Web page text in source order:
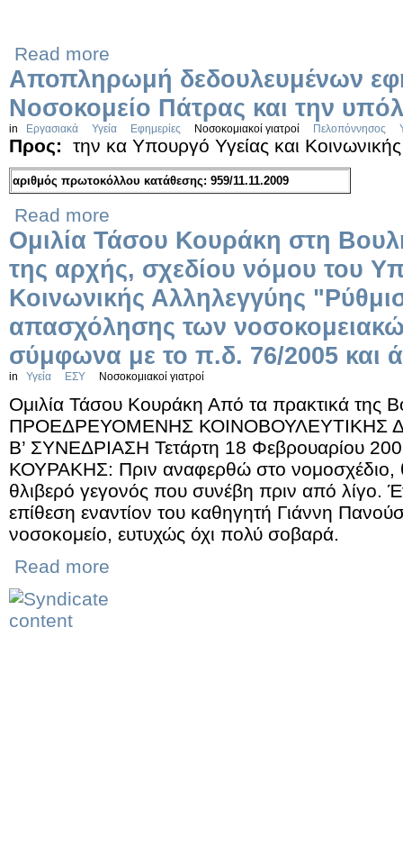
Read more
Αποπληρωμή δεδουλευμένων
Νοσοκομείο Πάτρας και την
in Εργασιακά Υγεία Εφημερίες Νοσοκομιακοί γιατροί Πελοπόννησος
Προς: την κα Υπουργό Υγείας και
αριθμός πρωτοκόλλου κατάθεσης: 959/11.11.2009
Read more
Ομιλία Τάσου Κουράκη στη
της αρχής, σχεδίου νόμου του
Κοινωνικής Αλληλεγγύης
απασχόλησης των
σύμφωνα με το π.δ. 76/2005 και
in Υγεία ΕΣΥ Νοσοκομιακοί γιατροί
Ομιλία Τάσου Κουράκη Από τα πρακτικά της
ΠΡΟΕΔΡΕΥΟΜΕΝΗΣ ΚΟΙΝΟΒΟΥΛΕΥΤΙΚΗΣ
Β’ ΣΥΝΕΔΡΙΑΣΗ Τετάρτη 18 Φεβρουαρίου
ΚΟΥΡΑΚΗΣ: Πριν αναφερθώ στο νομοσχέδιο,
θλιβερό γεγονός που συνέβη πριν από λίγο.
επίθεση εναντίον του καθηγητή Γιάννη
νοσοκομείο, ευτυχώς όχι πολύ σοβαρά.
Read more